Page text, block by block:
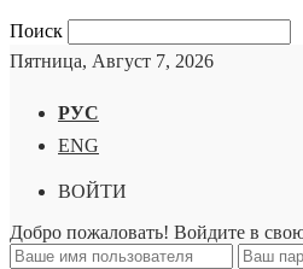
Поиск
Пятница, Август 7, 2026
РУС
ENG
ВОЙТИ
Добро пожаловать! Войдите в